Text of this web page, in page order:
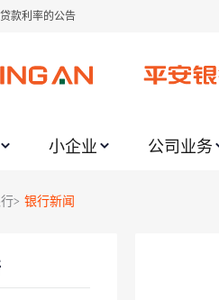
款利率的公告
个人客户贵金属交易协议书》的公告
升级更新的通知
金所代理业务调整合约保证金比例和涨跌幅
风险防范的提示
小企业 公司业务
> 银行新闻